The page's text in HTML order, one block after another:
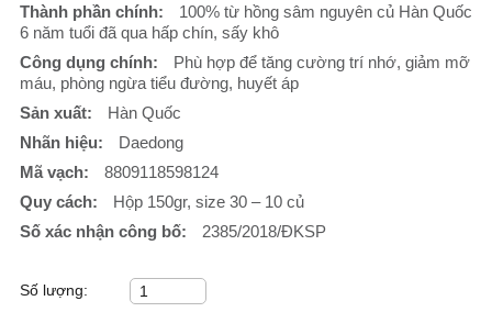
Thành phần chính:
100% từ hồng sâm nguyên củ Hàn Quốc
6 năm tuổi đã qua hấp chín, sấy khô
Công dụng chính:
Phù hợp để tăng cường trí nhớ, giảm mỡ
máu, phòng ngừa tiểu đường, huyết áp
Sản xuất:
Hàn Quốc
Nhãn hiệu:
Daedong
Mã vạch:
8809118598124
Quy cách:
Hộp 150gr, size 30 – 10 củ
Số xác nhận công bố:
2385/2018/ĐKSP
Số lượng: